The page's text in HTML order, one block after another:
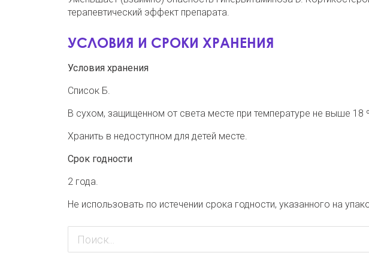
терапевтический эффект препарата.
УСЛОВИЯ И СРОКИ ХРАНЕНИЯ
Условия хранения
Список Б.
В сухом, защищенном от света месте при температуре не выше 18
Хранить в недоступном для детей месте.
Срок годности
2 года.
Не использовать по истечении срока годности, указанного на